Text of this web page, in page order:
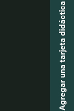
Agregar una tarjeta didáctica